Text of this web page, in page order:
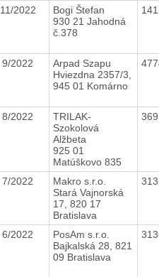
11/2022
Bogi Štefan
930 21 Jahodná
č.378
9/2022
Arpad Szapu
Hviezdna 2357/3,
945 01 Komárno
8/2022
TRILAK-
Szokolová
Alžbeta
925 01
Matúškovo 835
7/2022
Makro s.r.o.
Stará Vajnorská
17, 820 17
Bratislava
6/2022
PosAm s.r.o.
Bajkalská 28, 821
09 Bratislava